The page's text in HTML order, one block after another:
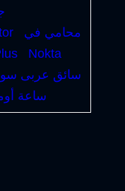
محامي في
Nokta
سائق عربى
ساعة